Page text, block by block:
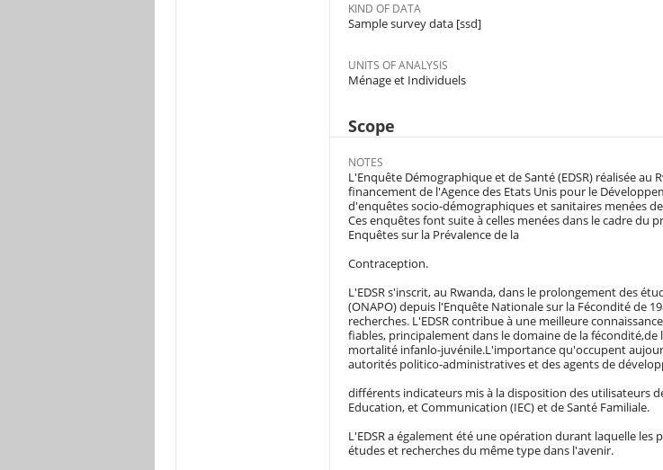
KIND OF DATA
Sample survey data [ssd]
UNITS OF ANALYSIS
Ménage et Individuels
Scope
NOTES
L'Enquête Démographique et de Santé (EDSR) réalisée
financement de l'Agence des Etats Unis pour le
d'enquêtes socio-démographiques et sanitaires menées
Ces enquêtes font suite à celles menées dans le cadre du
Enquêtes sur la Prévalence de la
Contraception.
L'EDSR s'inscrit, au Rwanda, dans le prolongement des
(ONAPO) depuis l'Enquête Nationale sur la Fécondité de
recherches. L'EDSR contribue à une meilleure
fiables, principalement dans le domaine de la
mortalité infanlo-juvénile.L'importance qu'occupent
autorités politico-administratives et des agents de
différents indicateurs mis à la disposition des utilisateurs
Education, et Communication (IEC) et de Santé Familiale.
L'EDSR a également été une opération durant laquelle
études et recherches du même type dans l'avenir.